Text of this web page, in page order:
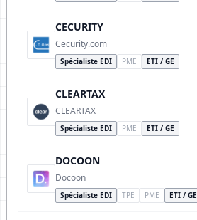
CECURITY
Cecurity.com
Spécialiste EDI PME ETI / GE
CLEARTAX
CLEARTAX
Spécialiste EDI PME ETI / GE
DOCOON
Docoon
Spécialiste EDI TPE PME ETI / GE